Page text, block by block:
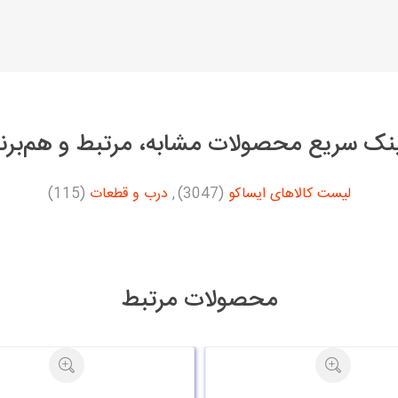
سریع محصولات مشابه، مرتبط و
لیست کالاهای ایساکو (3047)
, درب و قطعات (115)
محصولات مرتبط